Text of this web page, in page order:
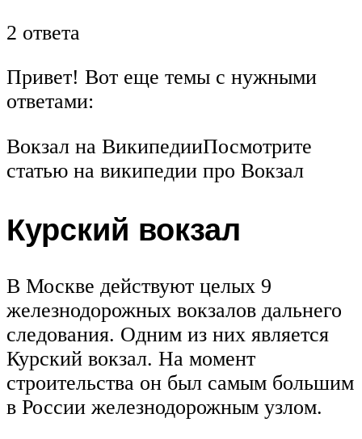
2 ответа
Привет! Вот еще темы с нужными
ответами:
Вокзал на ВикипедииПосмотрите
статью на википедии про Вокзал
Курский вокзал
В Москве действуют целых 9
железнодорожных вокзалов дальнего
следования. Одним из них является
Курский вокзал. На момент
строительства он был самым большим
в России железнодорожным узлом.